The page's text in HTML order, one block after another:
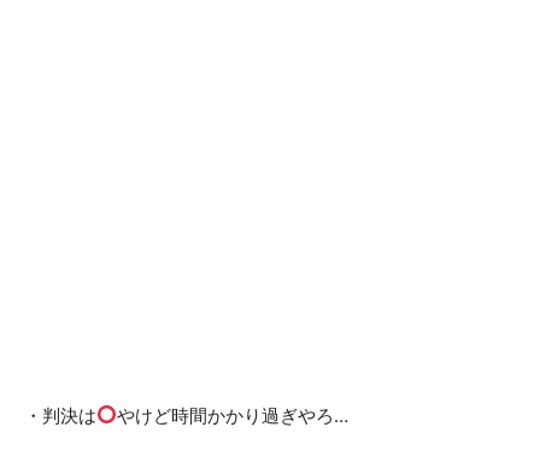
・判決は やけど時間かかり過ぎやろ…